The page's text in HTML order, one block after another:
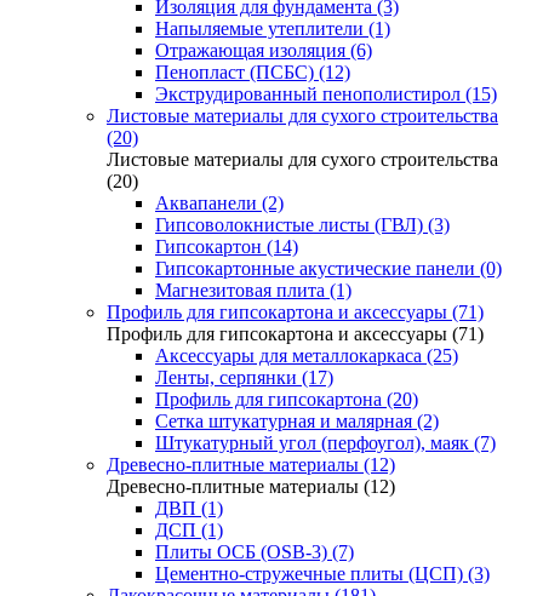
Изоляция для фундамента (3)
Напыляемые утеплители (1)
Отражающая изоляция (6)
Пенопласт (ПСБС) (12)
Экструдированный пенополистирол (15)
Листовые материалы для сухого строительства
(20)
Листовые материалы для сухого строительства
(20)
Аквапанели (2)
Гипсоволокнистые листы (ГВЛ) (3)
Гипсокартон (14)
Гипсокартонные акустические панели (0)
Магнезитовая плита (1)
Профиль для гипсокартона и аксессуары (71)
Профиль для гипсокартона и аксессуары (71)
Аксессуары для металлокаркаса (25)
Ленты, серпянки (17)
Профиль для гипсокартона (20)
Сетка штукатурная и малярная (2)
Штукатурный угол (перфоугол), маяк (7)
Древесно-плитные материалы (12)
Древесно-плитные материалы (12)
ДВП (1)
ДСП (1)
Плиты ОСБ (OSB-3) (7)
Цементно-стружечные плиты (ЦСП) (3)